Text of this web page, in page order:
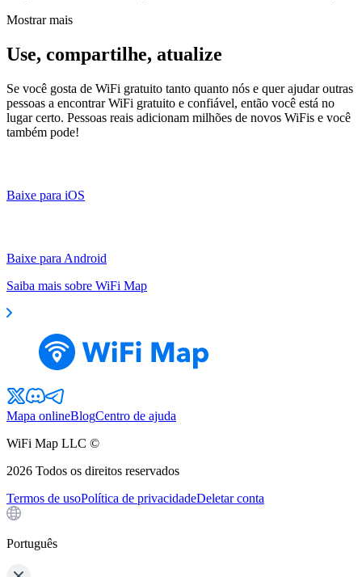
Mostrar mais
Use, compartilhe, atualize
Se você gosta de WiFi gratuito tanto quanto nós e quer ajudar outras
pessoas a encontrar WiFi gratuito e confiável, então você está no
lugar certo. Pessoas reais adicionam milhões de novos WiFis e você
também pode!
Baixe para iOS
Baixe para Android
Saiba mais sobre WiFi Map
Mapa onlineBlogCentro de ajuda
WiFi Map LLC ©
2026 Todos os direitos reservados
Termos de usoPolítica de privacidadeDeletar conta
Português